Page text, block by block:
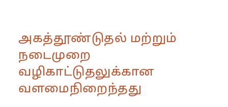
அகத்தூண்டுதல் மற்றும்
நடைமுறை
வழிகாட்டுதலுக்கான
வளமைநிறைந்தது